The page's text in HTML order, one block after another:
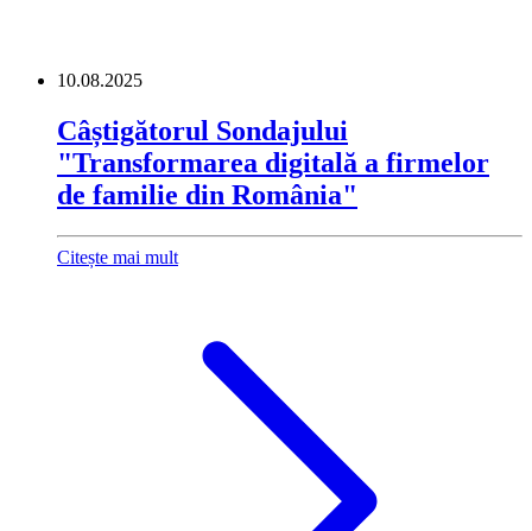
10.08.2025
Câștigătorul Sondajului
"Transformarea digitală a firmelor
de familie din România"
Citește mai mult